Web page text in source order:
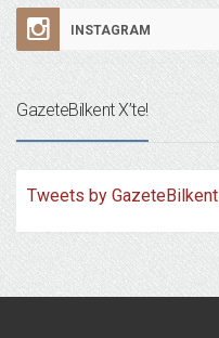
INSTAGRAM
GazeteBilkent X’te!
Tweets by GazeteBilkent